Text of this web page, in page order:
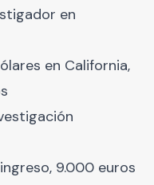
en
en California,
9.000 euros